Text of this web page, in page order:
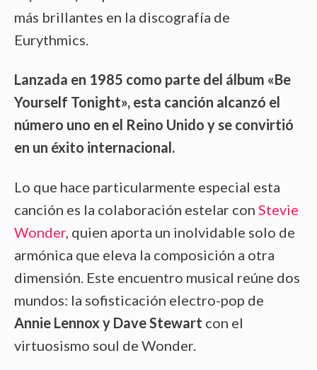
más brillantes en la discografía de
Eurythmics.
Lanzada en 1985 como parte del álbum «Be
Yourself Tonight», esta canción alcanzó el
número uno en el Reino Unido y se convirtió
en un éxito internacional.
Lo que hace particularmente especial esta
canción es la colaboración estelar con Stevie
Wonder, quien aporta un inolvidable solo de
armónica que eleva la composición a otra
dimensión. Este encuentro musical reúne dos
mundos: la sofisticación electro-pop de
Annie Lennox y Dave Stewart con el
virtuosismo soul de Wonder.